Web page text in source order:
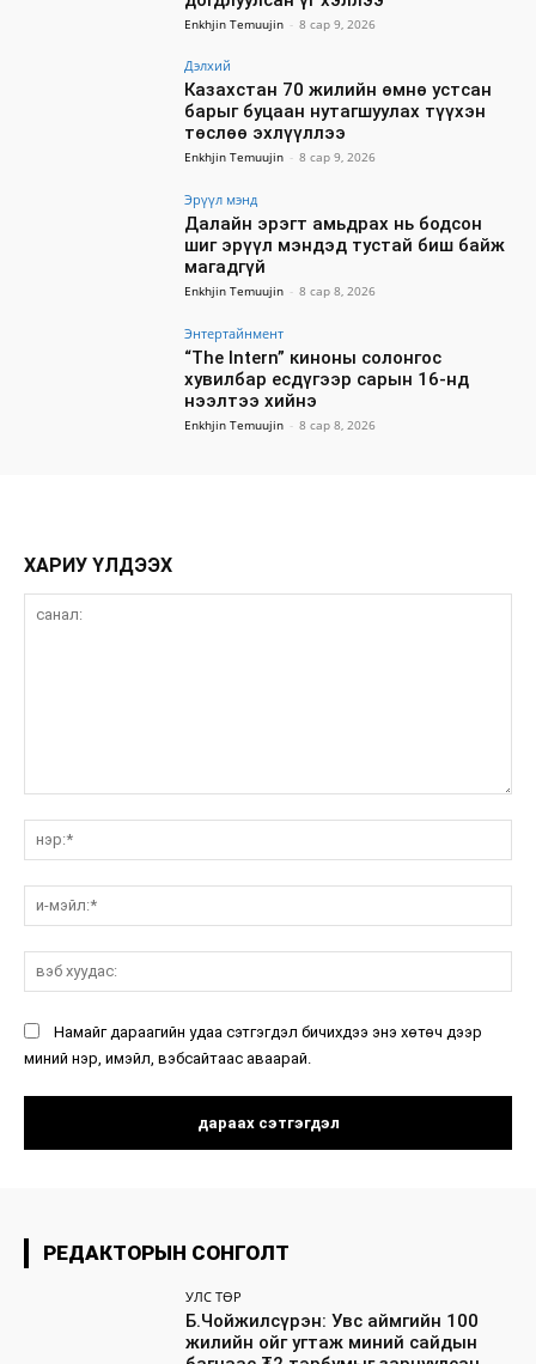
Enkhjin Temuujin - 8 сар 9, 2026
Дэлхий
Казахстан 70 жилийн өмнө устсан
барыг буцаан нутагшуулах түүхэн
төслөө эхлүүллээ
Enkhjin Temuujin - 8 сар 9, 2026
Эрүүл мэнд
Далайн эрэгт амьдрах нь бодсон
шиг эрүүл мэндэд тустай биш байж
магадгүй
Enkhjin Temuujin - 8 сар 8, 2026
Энтертайнмент
“The Intern” киноны солонгос
хувилбар есдүгээр сарын 16-нд
нээлтээ хийнэ
Enkhjin Temuujin - 8 сар 8, 2026
ХАРИУ ҮЛДЭЭХ
Намайг дараагийн удаа сэтгэгдэл бичихдээ энэ хөтөч дээр
миний нэр, имэйл, вэбсайтаас аваарай.
РЕДАКТОРЫН СОНГОЛТ
УЛС ТӨР
Б.Чойжилсүрэн: Увс аймгийн 100
жилийн ойг угтаж миний сайдын